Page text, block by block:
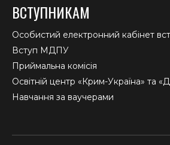
ВСТУПНИКАМ
Особистий електронний кабінет
Вступ МДПУ
Приймальна комісія
Освітній центр «Крим-Україна» та
Навчання за ваучерами